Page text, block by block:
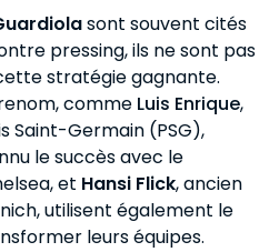
sont souvent cités
pressing, ils ne sont pas
stratégie gagnante.
comme Luis Enrique,
Saint-Germain (PSG),
le succès avec le
et Hansi Flick, ancien
utilisent également le
leurs équipes.